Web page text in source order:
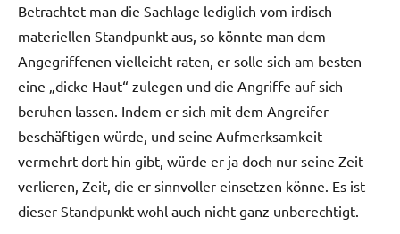
Betrachtet man die Sachlage lediglich vom irdisch-
materiellen Standpunkt aus, so könnte man dem
Angegriffenen vielleicht raten, er solle sich am besten
eine „dicke Haut“ zulegen und die Angriffe auf sich
beruhen lassen. Indem er sich mit dem Angreifer
beschäftigen würde, und seine Aufmerksamkeit
vermehrt dort hin gibt, würde er ja doch nur seine Zeit
verlieren, Zeit, die er sinnvoller einsetzen könne. Es ist
dieser Standpunkt wohl auch nicht ganz unberechtigt.